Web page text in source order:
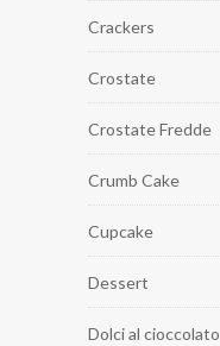
Crackers
Crostate
Crostate Fredde
Crumb Cake
Cupcake
Dessert
Dolci al cioccolato